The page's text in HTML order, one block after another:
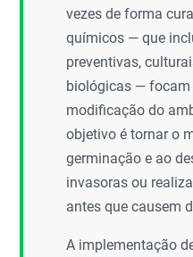
vezes de forma
químicos — que
preventivas,
biológicas — focam
modificação do
objetivo é tornar o
germinação e ao
invasoras ou
antes que causem
A implementação